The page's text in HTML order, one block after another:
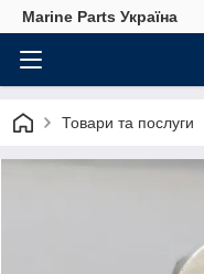
Marine Parts Україна
Товари та послуги